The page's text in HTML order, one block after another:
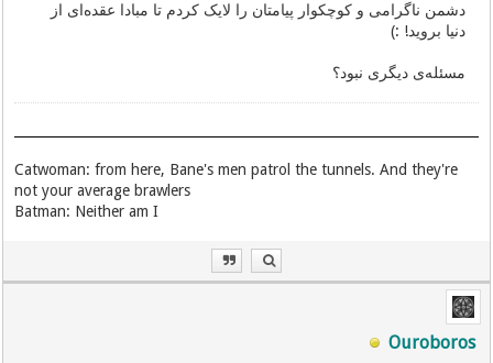
دشمن ناگرامی و کوچکوار پیامتان را لایک کردم تا مبادا عقده‌ای از
دنیا بروید! :)
مسئله‌ی دیگری نبود؟
Catwoman: from here, Bane's men patrol the tunnels. And they're
not your average brawlers
Batman: Neither am I
Ouroboros